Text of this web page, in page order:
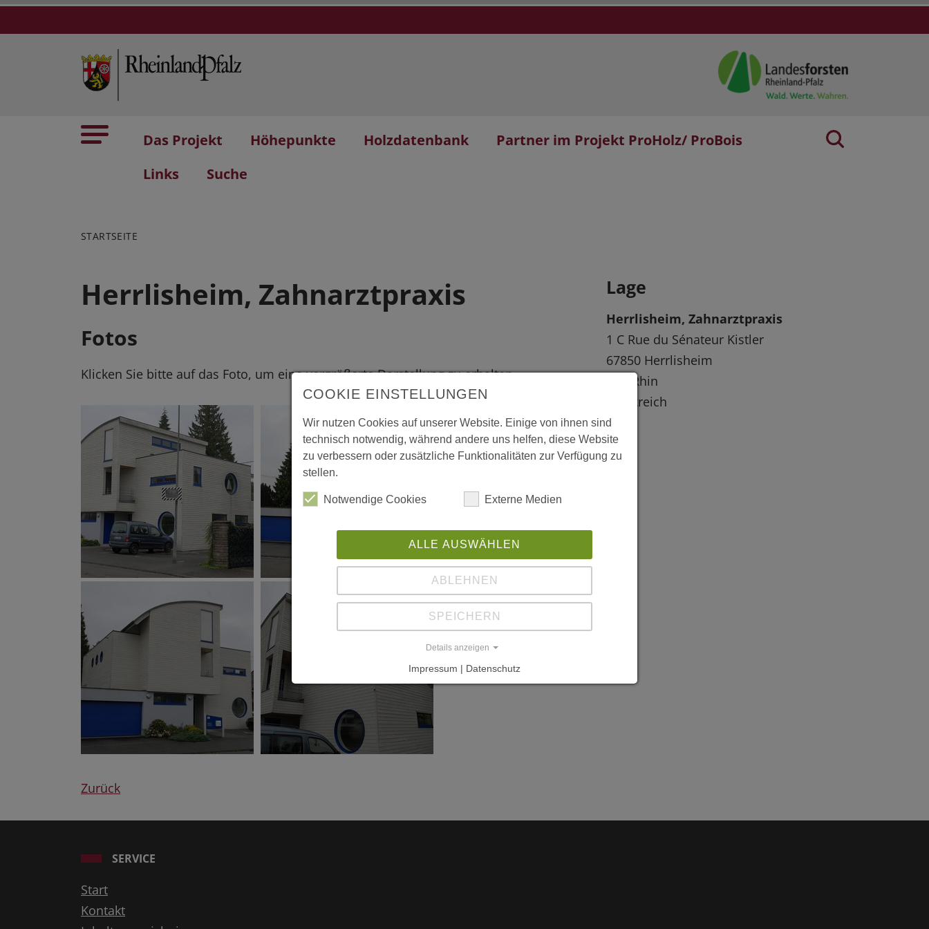
Das Projekt Höhepunkte Holzdatenbank
Partner im Projekt ProHolz/ ProBois
Links
Suche
STARTSEITE
Herrlisheim, Zahnarztpraxis
Fotos
Klicken Sie bitte auf das Foto, um eine vergrößerte Darstellung zu erhalten.
Zurück
Lage
Herrlisheim, Zahnarztpraxis
1 C Rue du Sénateur Kistler
67850 Herrlisheim
Bas-Rhin
Frankreich
SERVICE
Start
Kontakt
COOKIE EINSTELLUNGEN
Wir nutzen Cookies auf unserer Website. Einige von ihnen sind
technisch notwendig, während andere uns helfen, diese Website
zu verbessern oder zusätzliche Funktionalitäten zur Verfügung zu
stellen.
Notwendige Cookies Externe Medien
ALLE AUSWÄHLEN
ABLEHNEN
SPEICHERN
Details anzeigen
Impressum | Datenschutz